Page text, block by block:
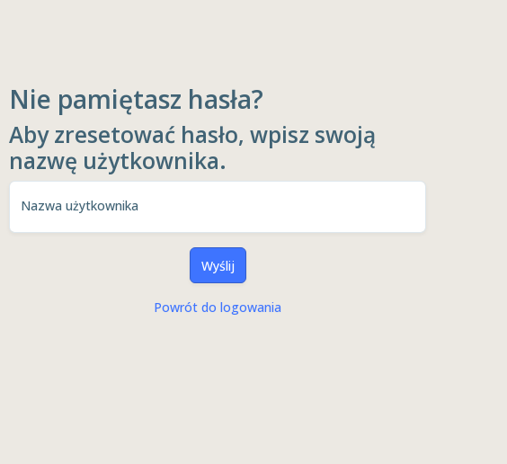
Nie pamiętasz hasła?
Aby zresetować hasło, wpisz swoją
nazwę użytkownika.
Nazwa użytkownika
Wyślij
Powrót do logowania